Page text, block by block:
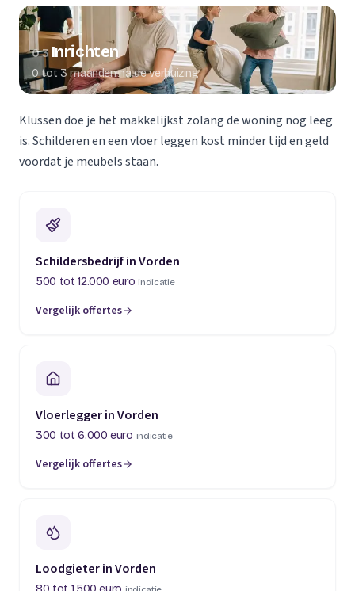
03 Inrichten
0 tot 3 maanden na de verhuizing
Klussen doe je het makkelijkst zolang de woning nog leeg
is. Schilderen en een vloer leggen kost minder tijd en geld
voordat je meubels staan.
Schildersbedrijf in Vorden
500 tot 12.000 euro indicatie
Vergelijk offertes
Vloerlegger in Vorden
300 tot 6.000 euro indicatie
Vergelijk offertes
Loodgieter in Vorden